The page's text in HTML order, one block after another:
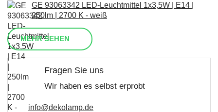
GE 93063342 LED-Leuchtmittel 1x3,5W | E14 |
250lm | 2700 K - weiß
MEHR SEHEN
Fragen Sie uns
Wir haben es selbst erprobt
info@dekolamp.de